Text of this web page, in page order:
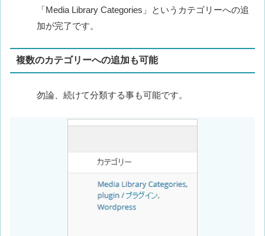
「Media Library Categories」というカテゴリーへの追
加が完了です。
複数のカテゴリーへの追加も可能
勿論、続けて分類する事も可能です。